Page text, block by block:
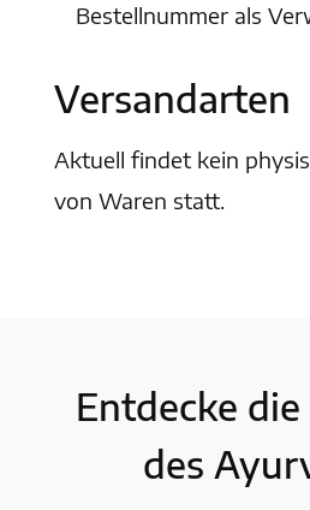
Bestellnummer als
Versandarten
Aktuell findet kein
von Waren statt.
Entdecke
des